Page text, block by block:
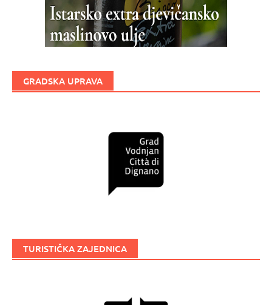
GRADSKA UPRAVA
TURISTIČKA ZAJEDNICA